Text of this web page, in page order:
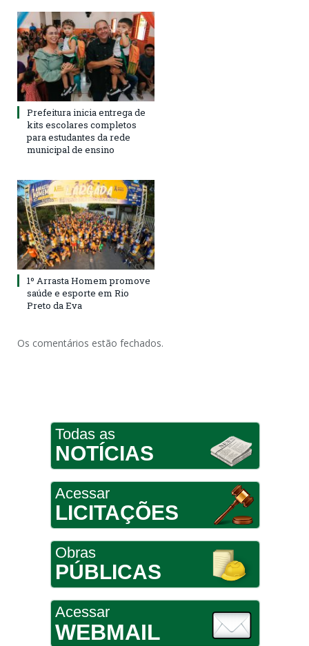
Prefeitura inicia entrega de
kits escolares completos
para estudantes da rede
municipal de ensino
1º Arrasta Homem promove
saúde e esporte em Rio
Preto da Eva
Os comentários estão fechados.
Todas as
NOTÍCIAS
Acessar
LICITAÇÕES
Obras
PÚBLICAS
Acessar
WEBMAIL